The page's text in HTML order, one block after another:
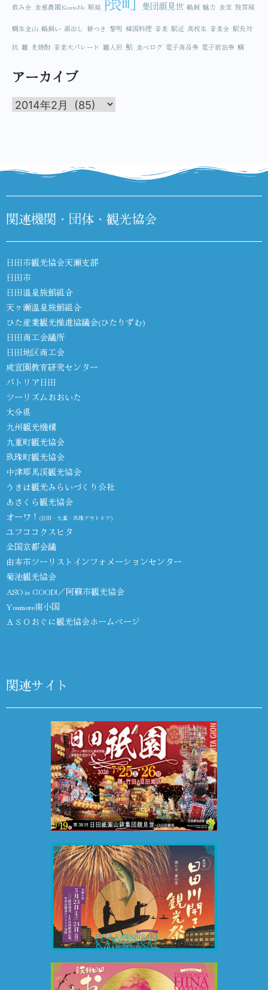
飲み会 食感農園KazetoNe 順延 集団顔見世 鵜飼 魅力 食堂 鼓笛隊
鯛生金山 鵜飼い 顔出し 餅つき 黎明 韓国料理 音楽 駅近 高校生 音楽会 駅長対
抗 雛 麦焼酎 音楽大パレード 雛人形 鮎 食べログ 電子商品券 電子宿泊券 鯛
アーカイブ
関連機関・団体・観光協会
日田市観光協会天瀬支部
日田市
日田温泉旅館組合
天ヶ瀬温泉旅館組合
ひた産業観光推進協議会(ひたりずむ)
日田商工会議所
日田地区商工会
咸宜園教育研究センター
パトリア日田
ツーリズムおおいた
大分県
九州観光機構
九重町観光協会
玖珠町観光協会
中津耶馬渓観光協会
うきは観光みらいづくり公社
あさくら観光協会
オーワ！ (日田・九重・玖珠アウトドア)
ユフココクスヒタ
全国京都会議
由布市ツーリストインフォメーションセンター
菊池観光協会
ASO is GOOD!／阿蘇市観光協会
Youmore南小国
ＡＳＯおぐに観光協会ホームページ
関連サイト